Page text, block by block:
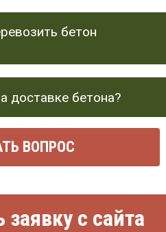
бетон
доставке бетона?
ВОПРОС
заявку с сайта